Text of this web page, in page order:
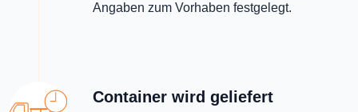
Angaben zum Vorhaben festgelegt.
Container wird geliefert